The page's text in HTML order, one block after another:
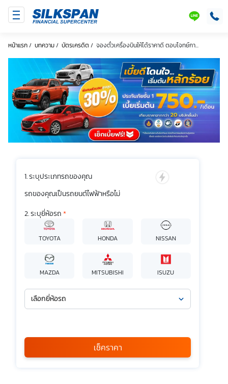
หน้าแรก/ บทความ/ บัตรเครดิต / จองตั๋วเครื่องบินให้ได้ราคาดี ตอบโจทย์กา...
ระบุประเภทรถของคุณ
รถของคุณเป็นรถยนต์ไฟฟ้าหรือไม่
ระบุยี่ห้อรถ *
TOYOTA HONDA NISSAN
MAZDA MITSUBISHI ISUZU
เลือกยี่ห้อรถ
กรุณาเลือก
*
เช็คราคา